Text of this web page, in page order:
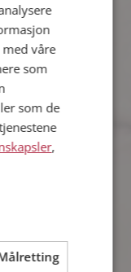
våre
som
som de
,